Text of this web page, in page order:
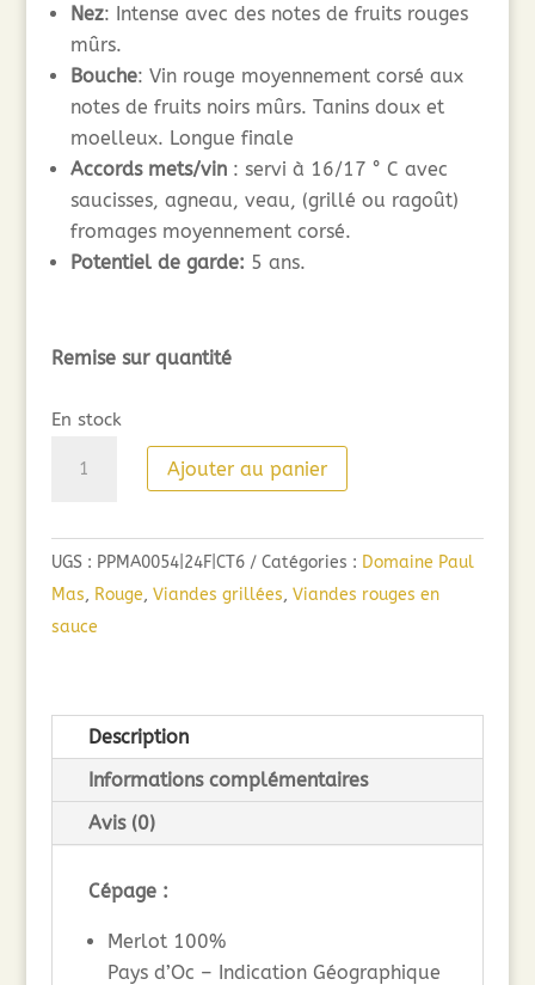
Nez: Intense avec des notes de fruits rouges
mûrs.
Bouche: Vin rouge moyennement corsé aux
notes de fruits noirs mûrs. Tanins doux et
moelleux. Longue finale
Accords mets/vin: servi à 16/17 ° C avec
saucisses, agneau, veau, (grillé ou ragoût)
fromages moyennement corsé.
Potentiel de garde: 5 ans.
Remise sur quantité
En stock
Ajouter au panier
UGS : PPMA0054|24F|CT6 Catégories : Domaine Paul
Mas, Rouge, Viandes grillées, Viandes rouges en
sauce
Description
Informations complémentaires
Avis (0)
Cépage :
Merlot 100%
Pays d’Oc – Indication Géographique